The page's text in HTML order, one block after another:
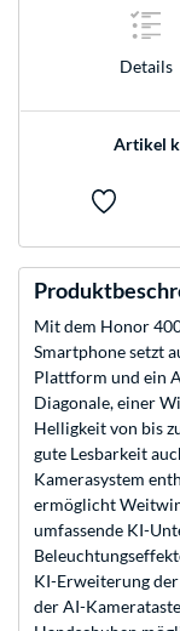
Details
Artikel
Mit dem Honor
Smartphone setzt
Plattform und ein
Diagonale, einer
Helligkeit von bis
gute Lesbarkeit
Kamerasystem
ermöglicht
umfassende KI-
KI-Erweiterung
der AI-